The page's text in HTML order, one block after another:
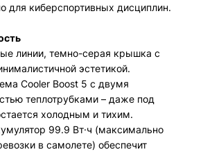
для киберспортивных дисциплин.
линии, темно-серая крышка с
эстетикой.
Cooler Boost 5 с двумя
теплотрубками – даже под
холодным и тихим.
99.9 Вт·ч (максимально
в самолете) обеспечит